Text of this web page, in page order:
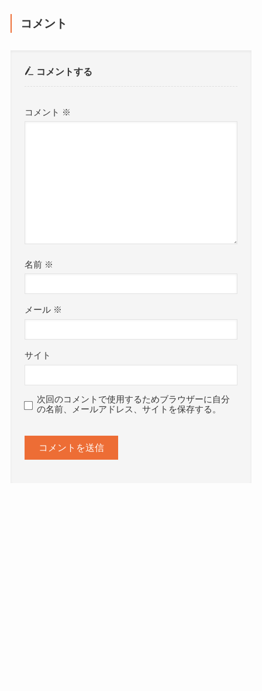
コメント
コメントする
コメント ※
名前 ※
メール ※
サイト
次回のコメントで使用するためブラウザーに自分
の名前、メールアドレス、サイトを保存する。